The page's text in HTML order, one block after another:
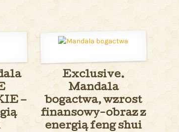
–
Exclusive.
Mandala
bogactwa, wzrost
finansowy-obraz z
energią feng shui